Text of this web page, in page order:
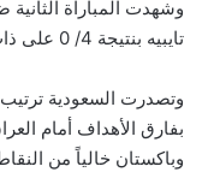
وشهدت المباراة
تايبيه بنتيجة 4/ 0 على ذات الصالة.
بفارق الأهداف أمام
وباكستان خالياً من